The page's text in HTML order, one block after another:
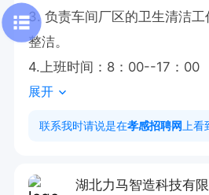
3. 负责车间厂区的卫生清洁工
整洁。
4.上班时间：8：00--17：00
展开
联系我时请说是在孝感招聘网 上
湖北力马智造科技有